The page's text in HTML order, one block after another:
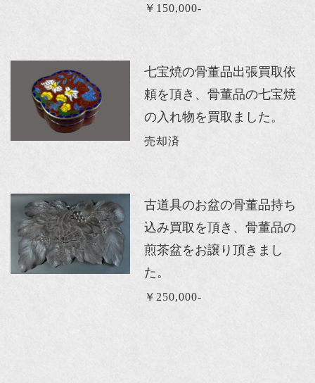
￥150,000-
七宝焼の骨董品出張買取依
頼を頂き、骨董品の七宝焼
の入れ物を買取ました。
売却済
古道具のお盆の骨董品持ち
込み買取を頂き、骨董品の
煎茶盆をお譲り頂きまし
た。
￥250,000-